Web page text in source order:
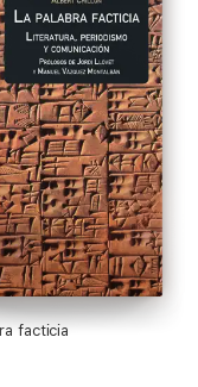
aras de la
el medio ambiente
el auténtico
se valgan de un
para urdir la más
pulsiones de ilusión y
que es el
facticia